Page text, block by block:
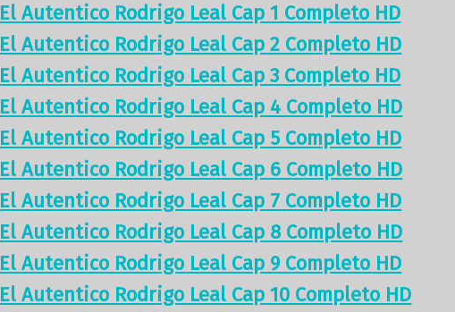
El Autentico Rodrigo Leal Cap 1 Completo HD
El Autentico Rodrigo Leal Cap 2 Completo HD
El Autentico Rodrigo Leal Cap 3 Completo HD
El Autentico Rodrigo Leal Cap 4 Completo HD
El Autentico Rodrigo Leal Cap 5 Completo HD
El Autentico Rodrigo Leal Cap 6 Completo HD
El Autentico Rodrigo Leal Cap 7 Completo HD
El Autentico Rodrigo Leal Cap 8 Completo HD
El Autentico Rodrigo Leal Cap 9 Completo HD
El Autentico Rodrigo Leal Cap 10 Completo HD